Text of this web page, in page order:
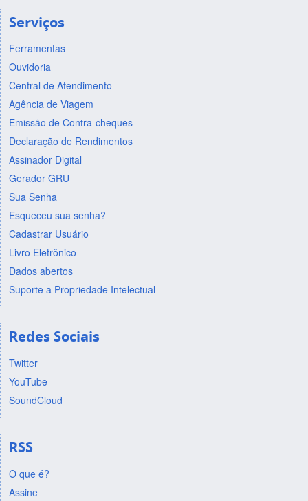
Serviços
Ferramentas
Ouvidoria
Central de Atendimento
Agência de Viagem
Emissão de Contra-cheques
Declaração de Rendimentos
Assinador Digital
Gerador GRU
Sua Senha
Esqueceu sua senha?
Cadastrar Usuário
Livro Eletrônico
Dados abertos
Suporte a Propriedade Intelectual
Redes Sociais
Twitter
YouTube
SoundCloud
RSS
O que é?
Assine